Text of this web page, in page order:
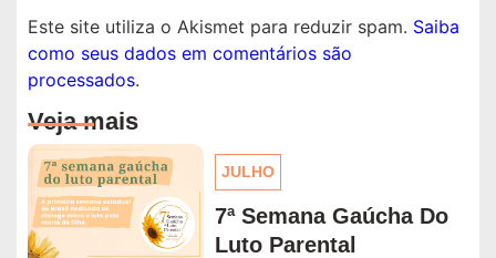
Este site utiliza o Akismet para reduzir spam. Saiba
como seus dados em comentários são
processados.
Veja mais
JULHO
7ª Semana Gaúcha Do
Luto Parental